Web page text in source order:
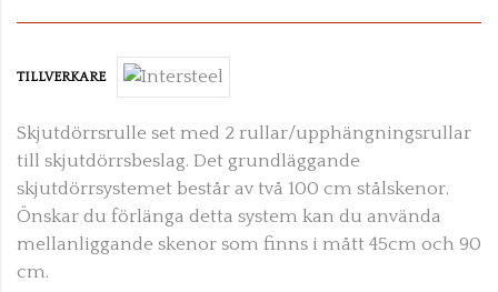
TILLVERKARE
Skjutdörrsrulle set med 2 rullar/upphängningsrullar
till skjutdörrsbeslag. Det grundläggande
skjutdörrsystemet består av två 100 cm stålskenor.
Önskar du förlänga detta system kan du använda
mellanliggande skenor som finns i mått 45cm och 90
cm.